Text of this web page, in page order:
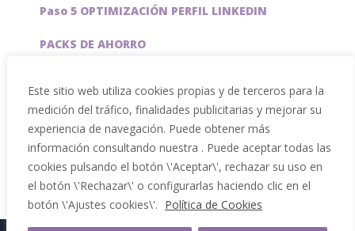
Este sitio web utiliza cookies propias y de terceros para la
medición del tráfico, finalidades publicitarias y mejorar su
experiencia de navegación. Puede obtener más
información consultando nuestra . Puede aceptar todas las
cookies pulsando el botón \'Aceptar\', rechazar su uso en
el botón \'Rechazar\' o configurarlas haciendo clic en el
botón \'Ajustes cookies\'. Política de Cookies
Paso 5 OPTIMIZACIÓN PERFIL LINKEDIN
PACKS DE AHORRO
Servicios especiales